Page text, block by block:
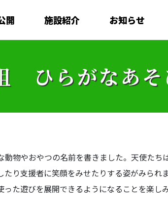
開 施設紹介 お知らせ
ひらがなあそ
物やおやつの名前を書きました。天使たち
り支援者に笑顔をみせたりする姿がみられ
た遊びを展開できるようになることを楽し